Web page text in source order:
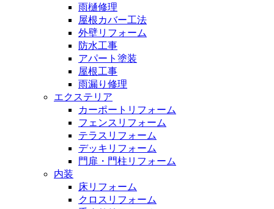
雨樋修理
屋根カバー工法
外壁リフォーム
防水工事
アパート塗装
屋根工事
雨漏り修理
エクステリア
カーポートリフォーム
フェンスリフォーム
テラスリフォーム
デッキリフォーム
門扉・門柱リフォーム
内装
床リフォーム
クロスリフォーム